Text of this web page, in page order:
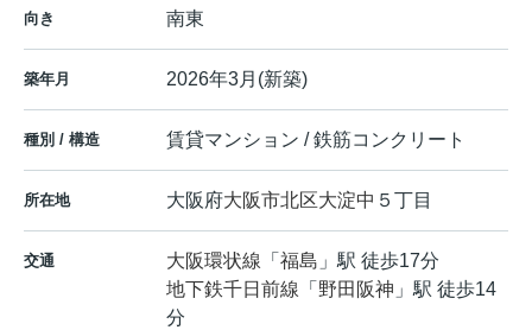
向き 南東
築年月 2026年3月(新築)
種別 / 構造 賃貸マンション / 鉄筋コンクリート
所在地 大阪府大阪市北区大淀中 ５丁目
交通 大阪環状線 「 福島 」駅 徒歩17分
地下鉄千日前線 「 野田阪神 」駅 徒歩14
分